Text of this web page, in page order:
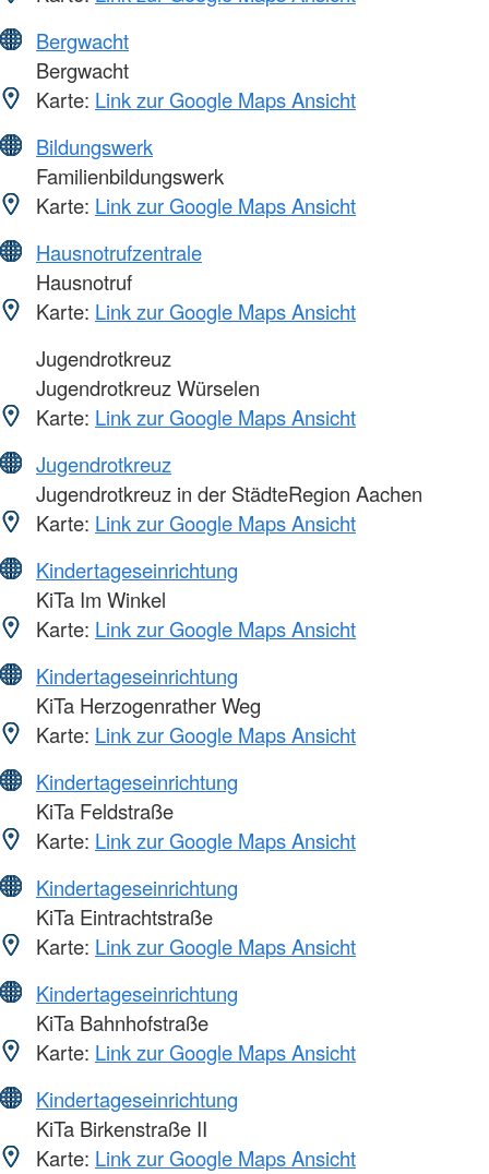
Bergwacht
Bergwacht
Karte: Link zur Google Maps Ansicht
Bildungswerk
Familienbildungswerk
Karte: Link zur Google Maps Ansicht
Hausnotrufzentrale
Hausnotruf
Karte: Link zur Google Maps Ansicht
Jugendrotkreuz
Jugendrotkreuz Würselen
Karte: Link zur Google Maps Ansicht
Jugendrotkreuz
Jugendrotkreuz in der StädteRegion Aachen
Karte: Link zur Google Maps Ansicht
Kindertageseinrichtung
KiTa Im Winkel
Karte: Link zur Google Maps Ansicht
Kindertageseinrichtung
KiTa Herzogenrather Weg
Karte: Link zur Google Maps Ansicht
Kindertageseinrichtung
KiTa Feldstraße
Karte: Link zur Google Maps Ansicht
Kindertageseinrichtung
KiTa Eintrachtstraße
Karte: Link zur Google Maps Ansicht
Kindertageseinrichtung
KiTa Bahnhofstraße
Karte: Link zur Google Maps Ansicht
Kindertageseinrichtung
KiTa Birkenstraße II
Karte: Link zur Google Maps Ansicht